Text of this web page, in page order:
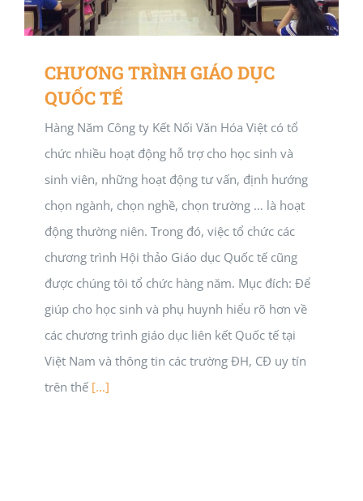
CHƯƠNG TRÌNH GIÁO DỤC
QUỐC TẾ
Hàng Năm Công ty Kết Nối Văn Hóa Việt có tổ
chức nhiều hoạt động hỗ trợ cho học sinh và
sinh viên, những hoạt động tư vấn, định hướng
chọn ngành, chọn nghề, chọn trường … là hoạt
động thường niên. Trong đó, việc tổ chức các
chương trình Hội thảo Giáo dục Quốc tế cũng
được chúng tôi tổ chức hàng năm. Mục đích: Để
giúp cho học sinh và phụ huynh hiểu rõ hơn về
các chương trình giáo dục liên kết Quốc tế tại
Việt Nam và thông tin các trường ĐH, CĐ uy tín
trên thế [...]